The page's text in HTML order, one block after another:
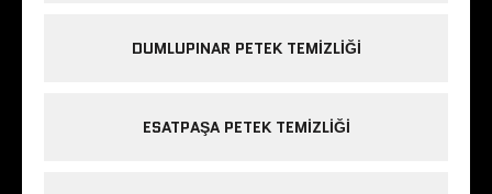
DUMLUPINAR PETEK TEMIZLIĞI
ESATPAŞA PETEK TEMIZLIĞI